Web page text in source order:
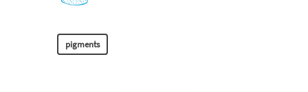
pigments